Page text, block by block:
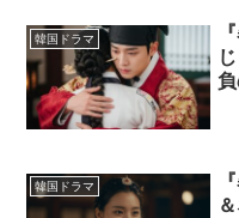
韓国ドラマ
韓国ドラマ